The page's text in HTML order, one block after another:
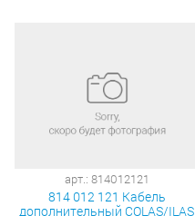
арт.: 814012121
814 012 121 Кабель
дополнительный COLAS/ILAS